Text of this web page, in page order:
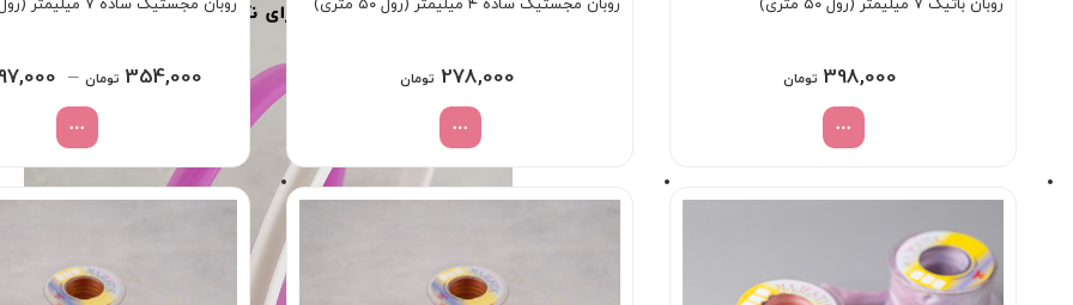
روبان باتیک ۷ میلیمتر (رول ۵۰ متری)
398,000 تومان
روبان مجستیک ساده ۴ میلیمتر (رول ۵۰ متری)
278,000 تومان
روبان مجستیک ساده ۷ میلیمتر (رول ۵۰ متری)
354,000 تومان –